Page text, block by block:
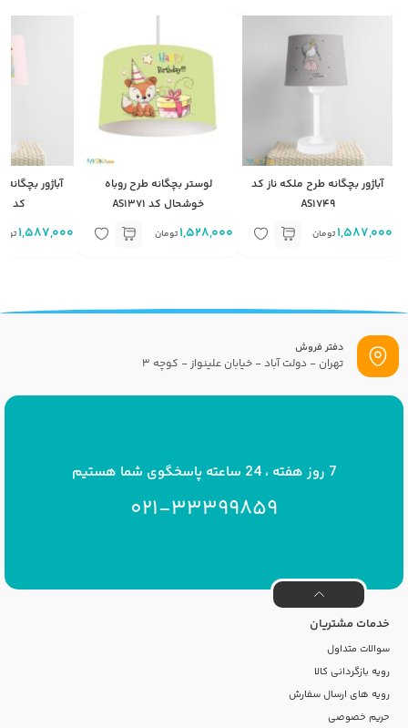
آباژور بچگانه طرح ملکه ناز کد
AS1749
1,587,000 تومان
لوستر بچگانه طرح روباه
خوشحال کد AS1371
1,528,000 تومان
آباژور
کد AS1373
1,587,000
دفتر فروش
تهران - دولت آباد - خیابان علینواز - کوچه 3
7 روز هفته ، 24 ساعته پاسخگوی شما هستیم
021-33399859
خدمات مشتریان
سوالات متداول
رویه بازگردانی کالا
رویه های ارسال سفارش
حریم خصوصی